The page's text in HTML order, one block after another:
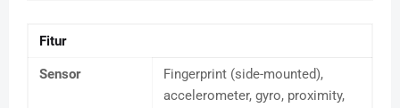
Fitur
Sensor
Fingerprint (side-mounted),
accelerometer, gyro, proximity,